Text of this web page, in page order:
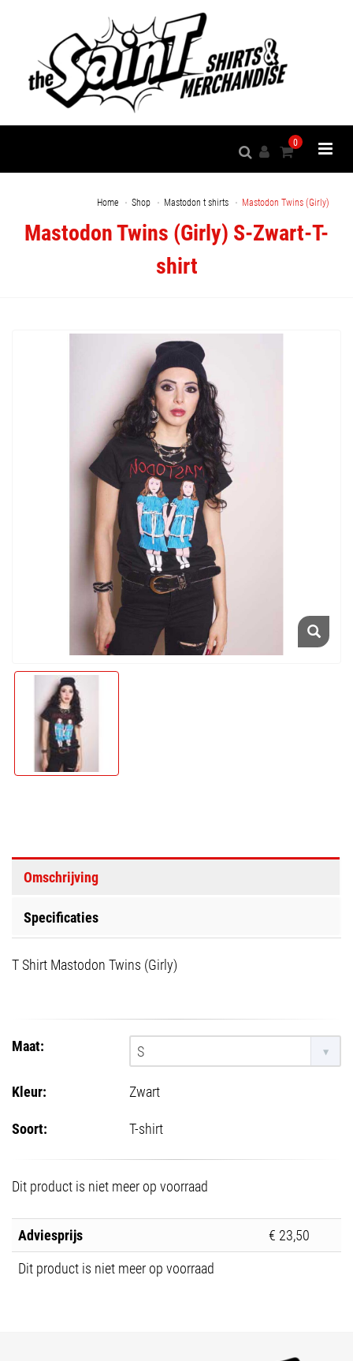
0
Home Shop Mastodon t shirts Mastodon Twins (Girly)
Mastodon Twins (Girly) S-Zwart-T-
shirt
Omschrijving
Specificaties
T Shirt Mastodon Twins (Girly)
Maat: S
Kleur:
Zwart
Soort:
T-shirt
Dit product is niet meer op voorraad
Adviesprijs
€ 23,50
Dit product is niet meer op voorraad